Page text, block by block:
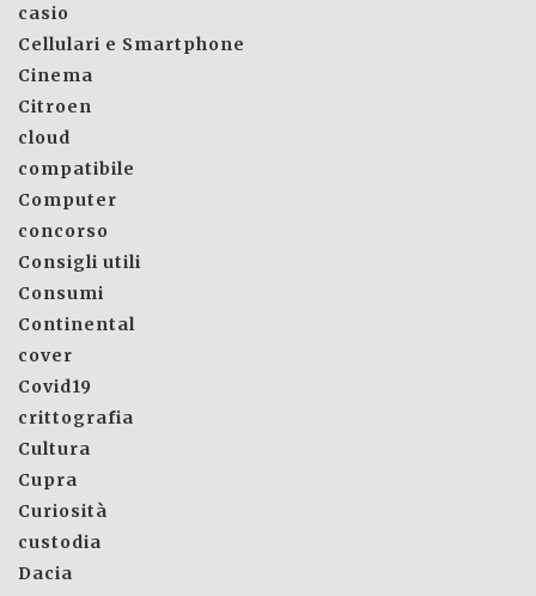
casio
Cellulari e Smartphone
Cinema
Citroen
cloud
compatibile
Computer
concorso
Consigli utili
Consumi
Continental
cover
Covid19
crittografia
Cultura
Cupra
Curiosità
custodia
Dacia